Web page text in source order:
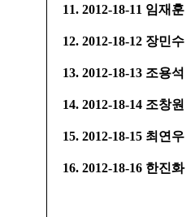
11. 2012-18-11 임재훈
12. 2012-18-12 장민수
13. 2012-18-13 조용석
14. 2012-18-14 조창원
15. 2012-18-15 최연우
16. 2012-18-16 한진화